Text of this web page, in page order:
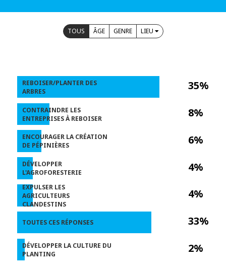
TOUS ÂGE GENRE LIEU
35%
8%
6%
4%
4%
33%
2%
REBOISER/PLANTER DES
ARBRES
CONTRAINDRE LES
ENTREPRISES À REBOISER
ENCOURAGER LA CRÉATION
DE PÉPINIÈRES
DÉVELOPPER
L'AGROFORESTERIE
EXPULSER LES
AGRICULTEURS
CLANDESTINS
TOUTES CES RÉPONSES
DÉVELOPPER LA CULTURE DU
PLANTING